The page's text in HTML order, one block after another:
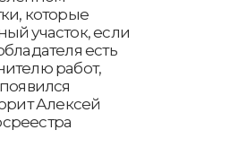
которые
участок, если
есть
работ,
Алексей